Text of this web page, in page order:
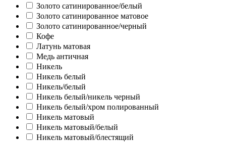
Золото сатинированное/белый
Золото сатинированное матовое
Золото сатинированное/черный
Кофе
Латунь матовая
Медь античная
Никель
Никель белый
Никель/белый
Никель белый/никель черный
Никель белый/хром полированный
Никель матовый
Никель матовый/белый
Никель матовый/блестящий